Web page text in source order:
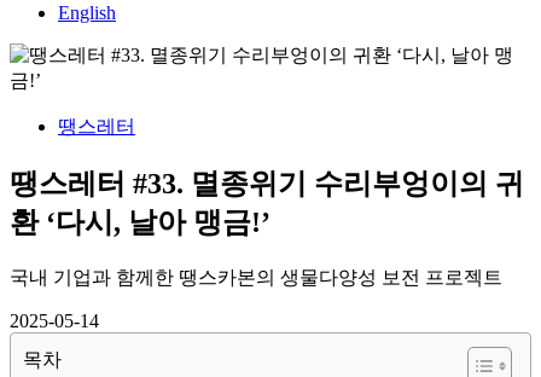
English
땡스레터
땡스레터 #33. 멸종위기 수리부엉이의 귀
환 ‘다시, 날아 맹금!’
국내 기업과 함께한 땡스카본의 생물다양성 보전 프로젝트
2025-05-14
목차